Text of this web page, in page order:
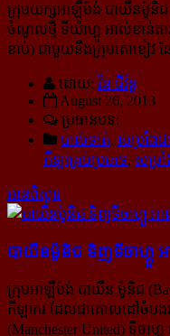
ក្រុមយក្សអាឡឺម៉ង់ បាយឺនម៉ូនិជ
ចំណូលថ្មី ទីយ៉ាហ្គូ អាល់ខាន់តារ៉
ខាប់) ជាមួយនឹងក្រុមតោខៀវ
ដោយ: វិន ជីវ័ន្ត
August 26, 2013
ប្រធានបទ:
បាល់ទាត់, សម្រាំងជ
កីឡាគ្រប់ប្រភេទ, សម្រ
អានពិស្ដារ
បាយឺនម៉ូនិជ ទិញ​ទីចាហ្គួ អា
ក្រុមអាឡឺម៉ង់ បាយឺន ម៉ូនិជ
កីឡាករ ដែលជាគោលដៅចំប
(Manchester United) ទីចាហ្